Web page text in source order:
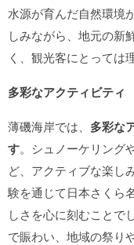
水源が育んだ自然環境
しみながら、地元の新
く、観光客にとっては
多彩なアクティビティ
薄磯海岸では、 多彩な
す。シュノーケリング
ど、アクティブな楽し
験を通じて日本さくら
しさを心に刻むことで
で賑わい、地域の祭り